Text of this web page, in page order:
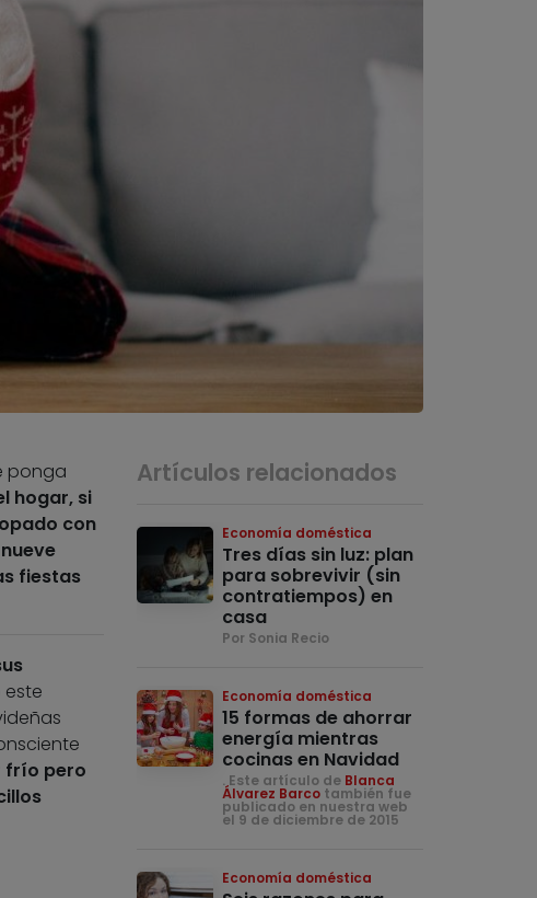
ponga
hogar, si
con
nueve
fiestas
este
frío pero
Artículos relacionados
Economía doméstica
Tres días sin luz: plan
para sobrevivir (sin
contratiempos) en
casa
Por Sonia Recio
Economía doméstica
15 formas de ahorrar
energía mientras
cocinas en Navidad
. Este artículo de Blanca
Álvarez Barco también fue
publicado en nuestra web
el 9 de diciembre de 2015
Economía doméstica